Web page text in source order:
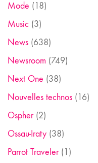
Mode (18)
Music (3)
News (638)
Newsroom (749)
Next One (38)
Nouvelles technos (16)
Ospher(2)
Ossau-Iraty (38)
Parrot Traveler(1)